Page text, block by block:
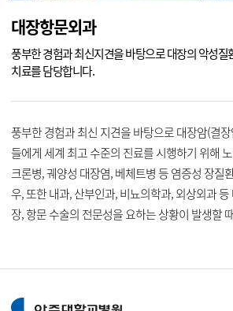
대장항문외과
풍부한 경험과 최신지견을 바탕으로 대장의 악성질
치료를 담당합니다.
풍부한 경험과 최신 지견을 바탕으로 대장암(결
들에게 세계 최고 수준의 진료를 시행하기 위해
크론병, 궤양성 대장염, 베체트병 등 염증성 장질
우, 또한 내과, 산부인과, 비뇨의학과, 외상외과
장, 항문 수술의 전문성을 요하는 상황이 발생할